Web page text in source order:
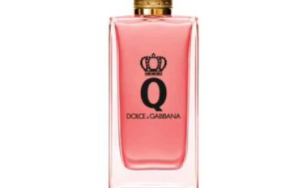
76,90€